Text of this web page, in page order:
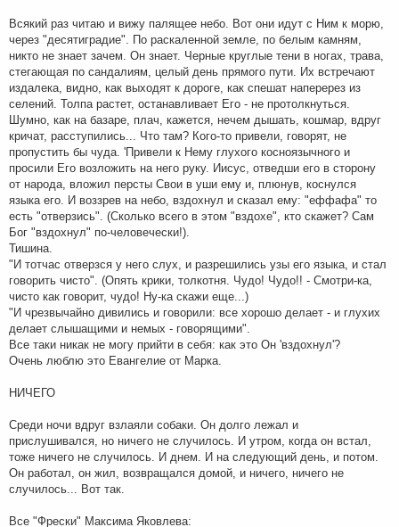
Всякий раз читаю и вижу палящее небо. Вот они идут с Ним к морю,
через "десятиградие". По раскаленной земле, по белым камням,
никто не знает зачем. Он знает. Черные круглые тени в ногах, трава,
стегающая по сандалиям, целый день прямого пути. Их встречают
издалека, видно, как выходят к дороге, как спешат наперерез из
селений. Толпа растет, останавливает Его - не протолкнуться.
Шумно, как на базаре, плач, кажется, нечем дышать, кошмар, вдруг
кричат, расступились... Что там? Кого-то привели, говорят, не
пропустить бы чуда. 'Привели к Нему глухого косноязычного и
просили Его возложить на него руку. Иисус, отведши его в сторону
от народа, вложил персты Свои в уши ему и, плюнув, коснулся
языка его. И воззрев на небо, вздохнул и сказал ему: "еффафа" то
есть "отверзись". (Сколько всего в этом "вздохе", кто скажет? Сам
Бог "вздохнул" по-человечески!).
Тишина.
"И тотчас отверзся у него слух, и разрешились узы его языка, и стал
говорить чисто". (Опять крики, толкотня. Чудо! Чудо!! - Смотри-ка,
чисто как говорит, чудо! Ну-ка скажи еще...)
"И чрезвычайно дивились и говорили: все хорошо делает - и глухих
делает слышащими и немых - говорящими".
Все таки никак не могу прийти в себя: как это Он 'вздохнул'?
Очень люблю это Евангелие от Марка.
НИЧЕГО
Среди ночи вдруг взлаяли собаки. Он долго лежал и
прислушивался, но ничего не случилось. И утром, когда он встал,
тоже ничего не случилось. И днем. И на следующий день, и потом.
Он работал, он жил, возвращался домой, и ничего, ничего не
случилось... Вот так.
Все "Фрески" Максима Яковлева: